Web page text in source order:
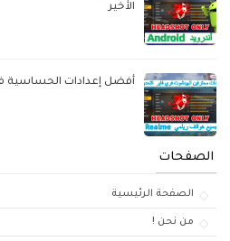
الأخير
أفضل إعدادات الحساسية فري
الصفحات
الصفحة الرئيسية
من نحن !